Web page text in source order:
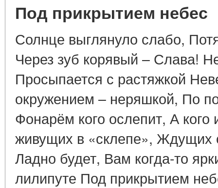
Под прикрытием небес
Солнце выглянуло слабо,
Через зуб корявый – Слава!
Просыпается с растяжкой
окружением – неряшкой, По
Фонарём кого ослепит, А
живущих в «склепе»,
Ладно будет, Вам когда-то
лилипуте Под прикрытием